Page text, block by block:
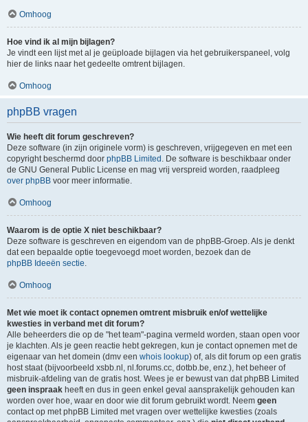
Omhoog
Hoe vind ik al mijn bijlagen?
Je vindt een lijst met al je geüploade bijlagen via het gebruikerspaneel, volg
hier de links naar het gedeelte omtrent bijlagen.
Omhoog
phpBB vragen
Wie heeft dit forum geschreven?
Deze software (in zijn originele vorm) is geschreven, vrijgegeven en met een
copyright beschermd door phpBB Limited . De software is beschikbaar onder
de GNU General Public License en mag vrij verspreid worden, raadpleeg
over phpBB voor meer informatie.
Omhoog
Waarom is de optie X niet beschikbaar?
Deze software is geschreven en eigendom van de phpBB-Groep. Als je denkt
dat een bepaalde optie toegevoegd moet worden, bezoek dan de
phpBB Ideeën sectie.
Omhoog
Met wie moet ik contact opnemen omtrent misbruik en/of wettelijke
kwesties in verband met dit forum?
Alle beheerders die op de "het team"-pagina vermeld worden, staan open voor
je klachten. Als je geen reactie hebt gekregen, kun je contact opnemen met de
eigenaar van het domein (dmv een whois lookup) of, als dit forum op een gratis
host staat (bijvoorbeeld xsbb.nl, nl.forums.cc, dotbb.be, enz.), het beheer of
misbruik-afdeling van de gratis host. Wees je er bewust van dat phpBB Limited
geen inspraak heeft en dus in geen enkel geval aansprakelijk gehouden kan
worden over hoe, waar en door wie dit forum gebruikt wordt. Neem geen
contact op met phpBB Limited met vragen over wettelijke kwesties (zoals